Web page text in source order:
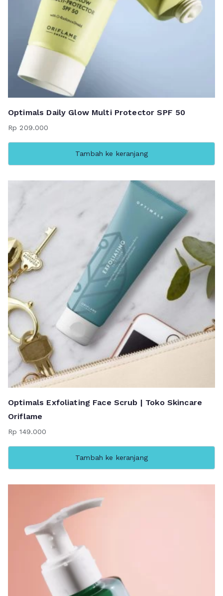
Optimals Daily Glow Multi Protector SPF 50
Rp 209.000
Tambah ke keranjang
Optimals Exfoliating Face Scrub | Toko Skincare
Oriflame
Rp 149.000
Tambah ke keranjang